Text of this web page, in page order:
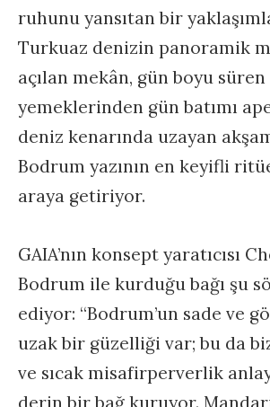
ruhunu yansıtan bir
Turkuaz denizin panoramik
açılan mekân, gün boyu
yemeklerinden gün batımı
deniz kenarında uzayan
Bodrum yazının en keyifli
araya getiriyor.
GAIA’nın konsept yaratıcısı
Bodrum ile kurduğu bağı şu
ediyor: “Bodrum’un sade ve
uzak bir güzelliği var; bu da
ve sıcak misafirperverlik
derin bir bağ kuruyor.